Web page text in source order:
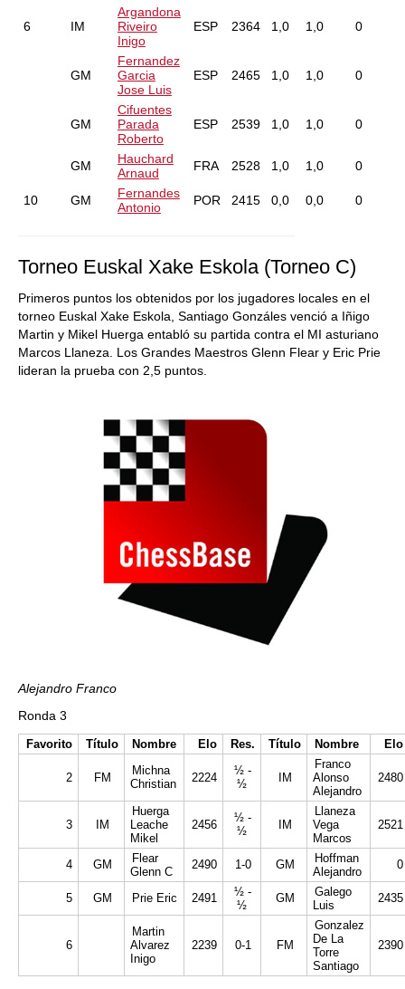
6 IM
Argandona
Riveiro
Inigo
ESP 2364 1,0 1,0 0
GM
Fernandez
Garcia
Jose Luis
ESP 2465 1,0 1,0 0
GM
Cifuentes
Parada
Roberto
ESP 2539 1,0 1,0 0
GM
Hauchard
Arnaud
FRA 2528 1,0 1,0 0
10 GM
Fernandes
Antonio
POR 2415 0,0 0,0 0
Torneo Euskal Xake Eskola (Torneo C)
Primeros puntos los obtenidos por los jugadores locales en el
torneo Euskal Xake Eskola, Santiago Gonzáles venció a Iñigo
Martin y Mikel Huerga entabló su partida contra el MI asturiano
Marcos Llaneza. Los Grandes Maestros Glenn Flear y Eric Prie
lideran la prueba con 2,5 puntos.
Alejandro Franco
Ronda 3
Favorito Título Nombre Elo Res. Título Nombre Elo
2 FM
Michna
Christian
2224
½ -
½
IM
Franco
Alonso
Alejandro
2480
3 IM
Huerga
Leache
Mikel
2456
½ -
½
IM
Llaneza
Vega
Marcos
2521
4 GM
Flear
Glenn C
2490 1-0 GM
Hoffman
Alejandro
0
5 GM Prie Eric 2491
½ -
½
GM
Galego
Luis
2435
6
Martin
Alvarez
Inigo
2239 0-1 FM
Gonzalez
De La
Torre
Santiago
2390